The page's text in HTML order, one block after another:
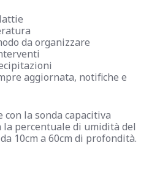
da organizzare
aggiornata, notifiche e
la sonda capacitiva
la percentuale di umidità del
10cm a 60cm di profondità.